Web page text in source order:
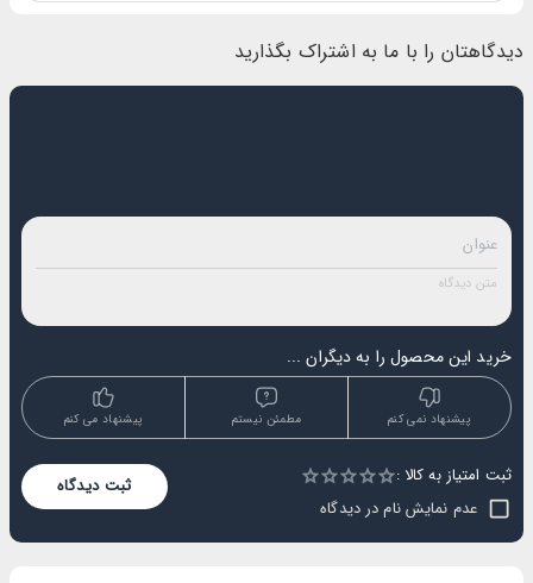
دیدگاهتان را با ما به اشتراک بگذارید
خرید این محصول را به دیگران ...
پیشنهاد می کنم مطمئن نیستم پیشنهاد نمی کنم
ثبت امتیاز به کالا :
1 Star
2 Stars
3 Stars
4 Stars
5 Stars
Empty
عدم نمایش نام در دیدگاه
ثبت دیدگاه